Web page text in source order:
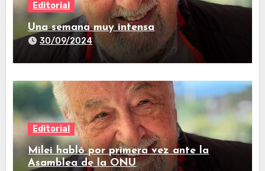
Editorial
Una semana muy intensa
30/09/2024
Editorial
Milei habló por primera vez ante la
Asamblea de la ONU